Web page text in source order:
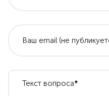
Ваш email (не
Текст вопроса*